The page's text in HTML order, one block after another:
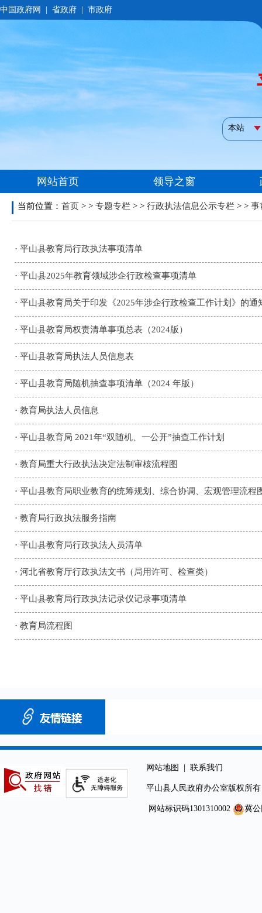
当前位置： 首页 > > 专题专栏 > > 行政执法信息公示专栏 > > 事
· 平山县教育局行政执法事项清单
· 平山县2025年教育领域涉企行政检查事项清单
· 平山县教育局关于印发《2025年涉企行政检查工作计划》的通
· 平山县教育局权责清单事项总表（2024版）
· 平山县教育局执法人员信息表
· 平山县教育局随机抽查事项清单（2024 年版）
· 教育局执法人员信息
· 平山县教育局 2021年“双随机、一公开”抽查工作计划
· 教育局重大行政执法决定法制审核流程图
· 平山县教育局职业教育的统筹规划、综合协调、宏观管理流程
· 教育局行政执法服务指南
· 平山县教育局行政执法人员清单
· 河北省教育厅行政执法文书（局用许可、检查类）
· 平山县教育局行政执法记录仪记录事项清单
· 教育局流程图